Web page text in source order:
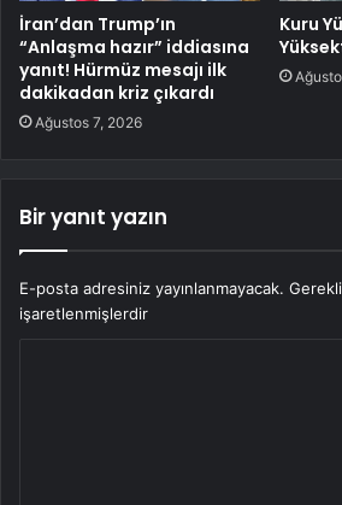
İran’dan Trump’ın
“Anlaşma hazır” iddiasına
yanıt! Hürmüz mesajı ilk
dakikadan kriz çıkardı
Ağustos 7, 2026
Kuru
Bir yanıt yazın
E-posta adresiniz yayınlanmayacak.
işaretlenmişlerdir